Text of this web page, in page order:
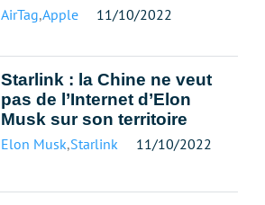
AirTag,Apple 11/10/2022
Starlink : la Chine ne veut
pas de l’Internet d’Elon
Musk sur son territoire
Elon Musk,Starlink 11/10/2022